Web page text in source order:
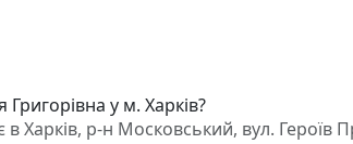
у м. Харків?
Харків, р-н Московський, вул. Героїв